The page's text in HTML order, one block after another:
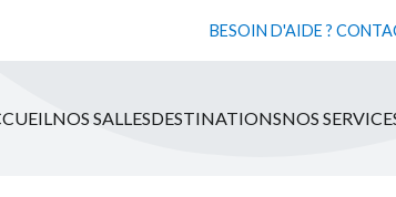
BESOIN D'AIDE ?
NOS SALLESDESTINATIONSNOS